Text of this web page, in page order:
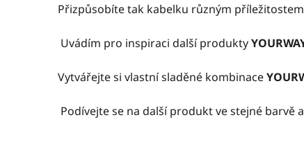
Přizpůsobíte tak kabelku různým
Uvádím pro inspiraci další produkty
Vytvářejte si vlastní sladěné kombinace
Podívejte se na další produkt ve stejné barvě